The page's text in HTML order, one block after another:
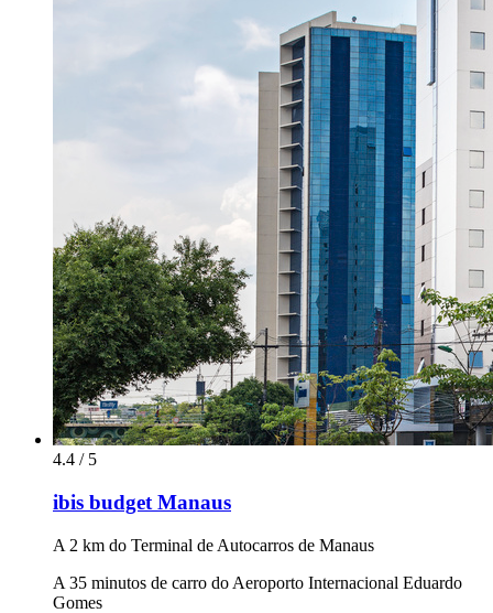
4.4 / 5
ibis budget Manaus
A 2 km do Terminal de Autocarros de Manaus
A 35 minutos de carro do Aeroporto Internacional Eduardo
Gomes